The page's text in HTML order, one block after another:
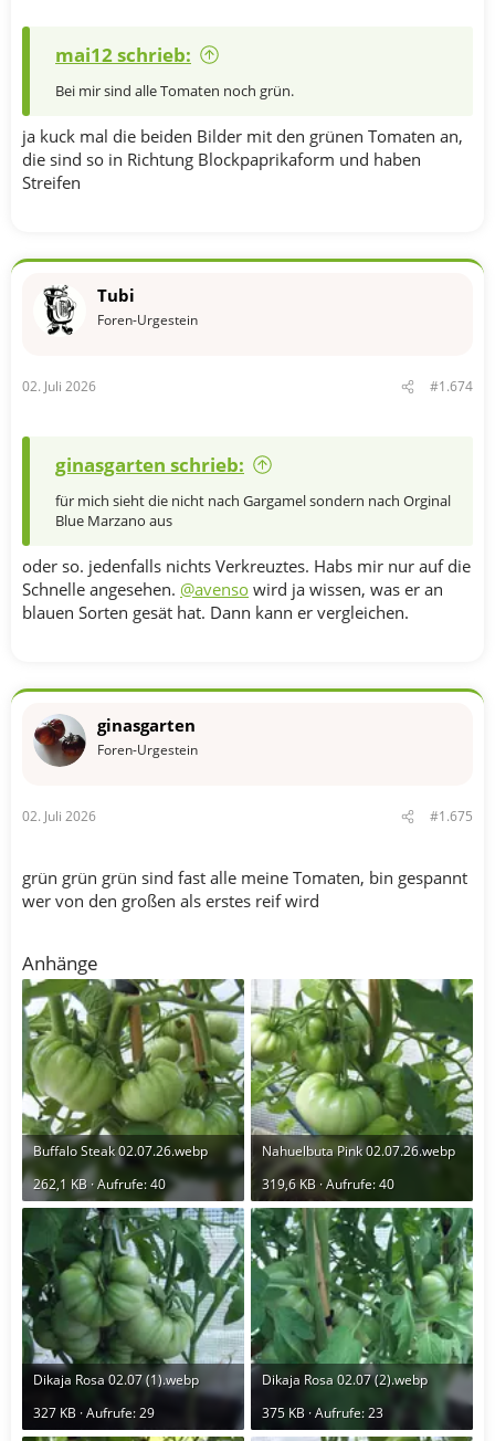
mai12 schrieb:
Bei mir sind alle Tomaten noch grün.
ja kuck mal die beiden Bilder mit den grünen Tomaten an,
die sind so in Richtung Blockpaprikaform und haben
Streifen
Tubi
Foren-Urgestein
02. Juli 2026 #1.674
ginasgarten schrieb:
für mich sieht die nicht nach Gargamel sondern nach Orginal
Blue Marzano aus
oder so. jedenfalls nichts Verkreuztes. Habs mir nur auf die
Schnelle angesehen. @avenso wird ja wissen, was er an
blauen Sorten gesät hat. Dann kann er vergleichen.
ginasgarten
Foren-Urgestein
02. Juli 2026 #1.675
grün grün grün sind fast alle meine Tomaten, bin gespannt
wer von den großen als erstes reif wird
Anhänge
Buffalo Steak 02.07.26.webp
262,1 KB · Aufrufe: 40
Nahuelbuta Pink 02.07.26.webp
319,6 KB · Aufrufe: 40
Dikaja Rosa 02.07 (1).webp
327 KB · Aufrufe: 29
Dikaja Rosa 02.07 (2).webp
375 KB · Aufrufe: 23